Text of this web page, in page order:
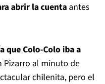
abrir la cuenta antes
que Colo-Colo iba a
Pizarro al minuto de
chilenita, pero el